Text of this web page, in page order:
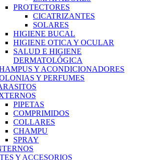
PROTECTORES
CICATRIZANTES
SOLARES
HIGIENE BUCAL
HIGIENE OTICA Y OCULAR
SALUD E HIGIENE
DERMATOLÓGICA
Y ACONDICIONADORES
Y PERFUMES
PIPETAS
COMPRIMIDOS
COLLARES
CHAMPU
SPRAY
Y ACCESORIOS